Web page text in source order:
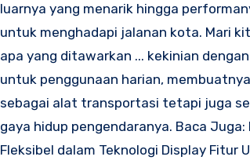
luarnya yang menarik hingga
untuk menghadapi jalanan kota. Mari
apa yang ditawarkan ... kekinian
untuk penggunaan harian,
sebagai alat transportasi tetapi juga
gaya hidup pengendaranya. Baca Juga:
Fleksibel dalam Teknologi Display Fitur